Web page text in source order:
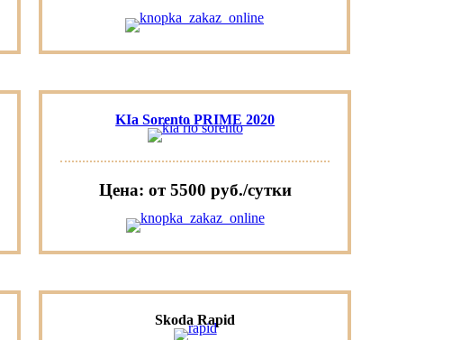
KIa Sorento PRIME 2020
Цена: от 5500 руб./сутки
Skoda Rapid